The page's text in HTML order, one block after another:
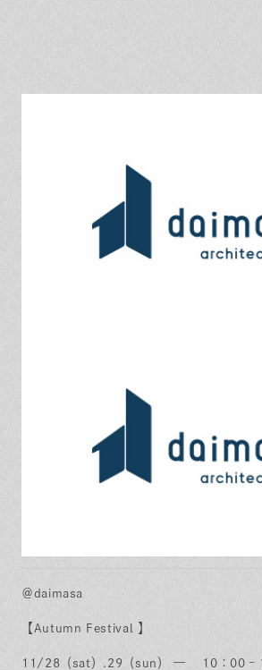
＠daimasa
【Autumn Festival 】
11/28（sat）. 29（sun） — 10：00 –